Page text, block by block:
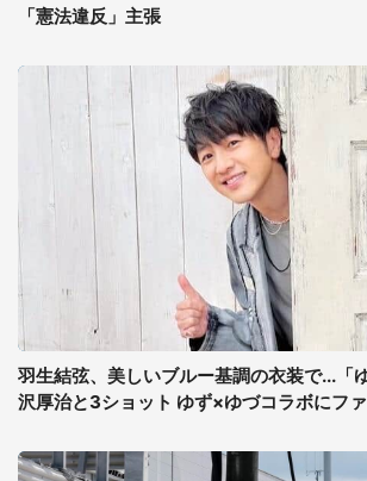
「憲法違反」主張
羽生結弦、美しいブルー基調の衣装で...「
沢厚治と3ショット ゆず×ゆづコラボにフ